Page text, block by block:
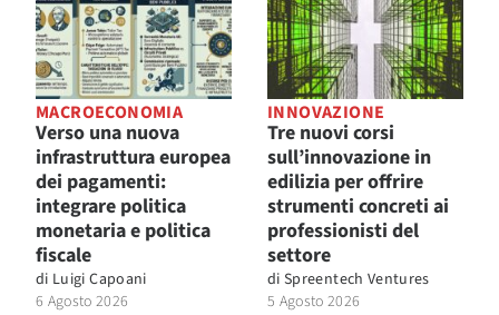
MACROECONOMIA
Verso una nuova
infrastruttura europea
dei pagamenti:
integrare politica
monetaria e politica
fiscale
di Luigi Capoani
6 Agosto 2026
INNOVAZIONE
Tre nuovi corsi
sull’innovazione in
edilizia per offrire
strumenti concreti ai
professionisti del
settore
di Spreentech Ventures
5 Agosto 2026